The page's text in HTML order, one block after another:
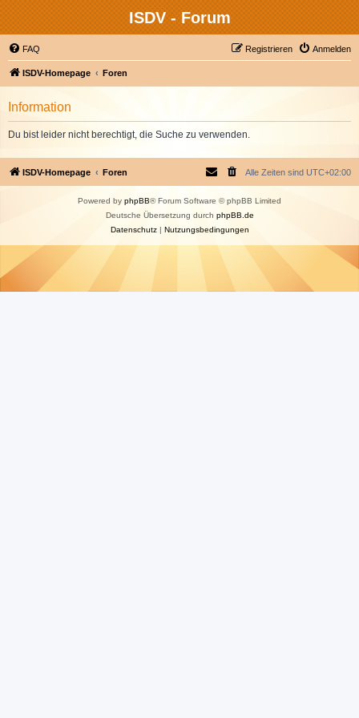
ISDV - Forum
FAQ Anmelden
Registrieren
ISDV-Homepage Foren
Information
Du bist leider nicht berechtigt, die Suche zu verwenden.
ISDV-Homepage Foren Alle Zeiten sind UTC+02:00
Powered by phpBB® Forum Software © phpBB Limited
Deutsche Übersetzung durch phpBB.de
Datenschutz| Nutzungsbedingungen